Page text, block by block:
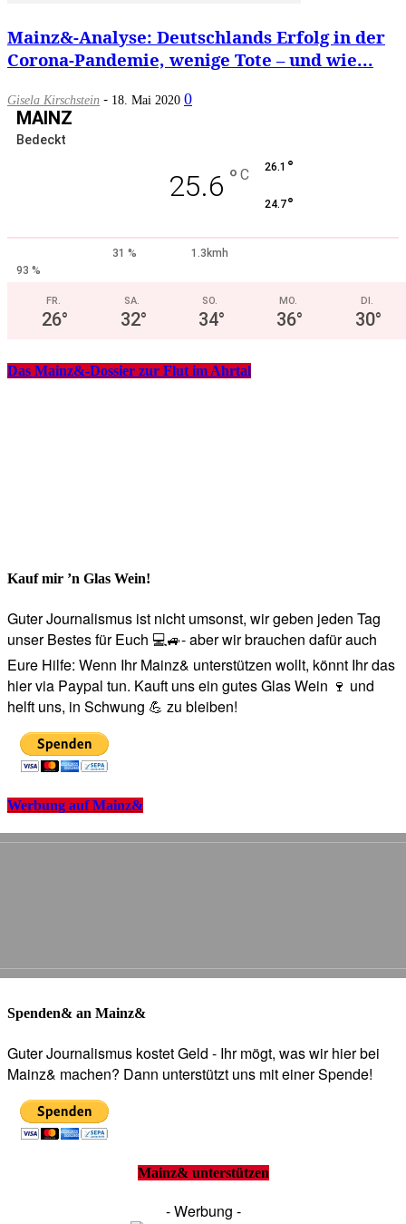
Mainz&-Analyse: Deutschlands Erfolg in der
Corona-Pandemie, wenige Tote – und wie...
Gisela Kirschstein - 18. Mai 2020 0
MAINZ
Bedeckt
25.6 ° C 26.1 °
24.7°
31 %
1.3kmh
93 %
FR.
26°
SA.
32°
SO.
34°
MO.
36°
DI.
30°
Das Mainz&-Dossier zur Flut im Ahrtal
Kauf mir ’n Glas Wein!
Guter Journalismus ist nicht umsonst, wir geben jeden Tag
unser Bestes für Euch 💻🚙- aber wir brauchen dafür auch
Eure Hilfe: Wenn Ihr Mainz& unterstützen wollt, könnt Ihr das
hier via Paypal tun. Kauft uns ein gutes Glas Wein 🍷 und
helft uns, in Schwung 💪 zu bleiben!
Werbung auf Mainz&
Spenden& an Mainz&
Guter Journalismus kostet Geld - Ihr mögt, was wir hier bei
Mainz& machen? Dann unterstützt uns mit einer Spende!
Mainz& unterstützen
- Werbung -